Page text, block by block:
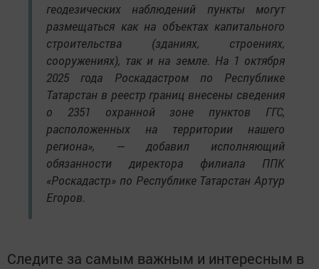
геодезических наблюдений пункты могут
размещаться как на объектах капитального
строительства (зданиях, строениях,
сооружениях), так и на земле. На 1 октября
2025 года Роскадастром по Республике
Татарстан в реестр границ внесены сведения
о 2351 охранной зоне пунктов ГГС,
расположенных на территории нашего
региона», — добавил исполняющий
обязанности директора филиала ППК
«Роскадастр» по Республике Татарстан Артур
Егоров.
Следите за самым важным и интересным в